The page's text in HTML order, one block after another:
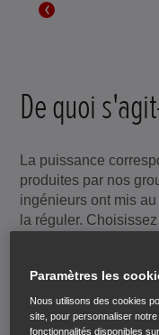
De quoi
La puissance
produites par nos
ingénieurs ont mis
la réguler.
Paramètres les
Nous utilisons des cookies
site, pour personnaliser
fonctionnalités disponibles